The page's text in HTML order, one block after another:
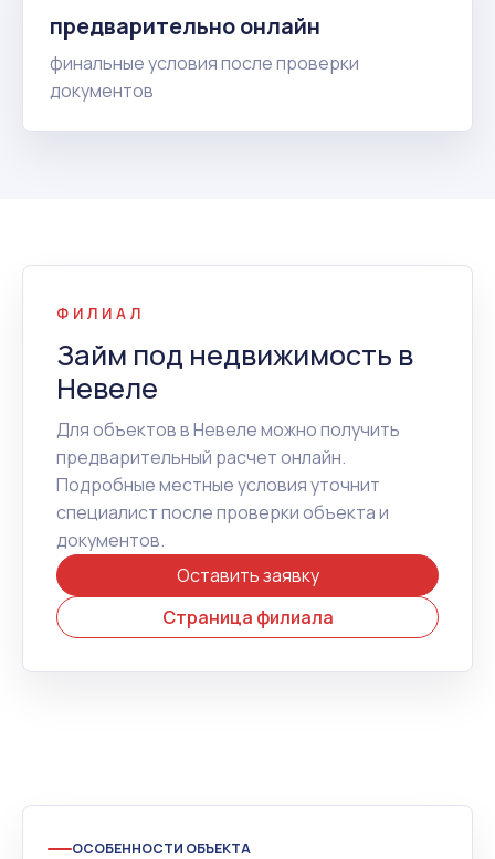
предварительно онлайн
финальные условия после проверки
документов
ФИЛИАЛ
Займ под недвижимость в
Невеле
Для объектов в Невеле можно получить
предварительный расчет онлайн.
Подробные местные условия уточнит
специалист после проверки объекта и
документов.
Оставить заявку
Страница филиала
ОСОБЕННОСТИ ОБЪЕКТА